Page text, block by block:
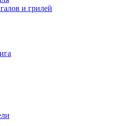
и грилей